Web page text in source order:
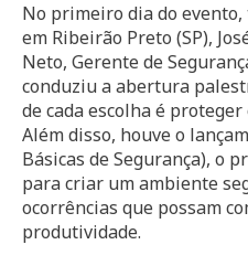
No primeiro dia do
em Ribeirão Preto (SP),
Neto, Gerente de
conduziu a abertura
de cada escolha é proteger
Além disso, houve o
Básicas de Segurança), o
para criar um ambiente
ocorrências que possam
produtividade.